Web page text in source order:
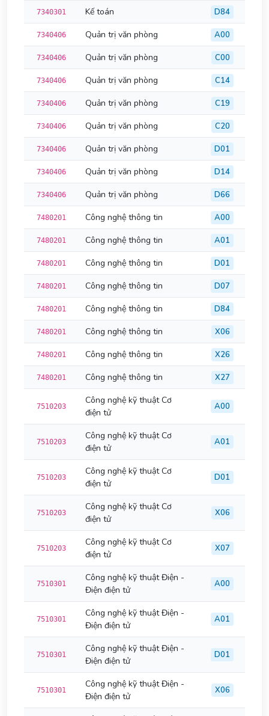
7340301 Kế toán D84
7340406 Quản trị văn phòng A00
7340406 Quản trị văn phòng C00
7340406 Quản trị văn phòng C14
7340406 Quản trị văn phòng C19
7340406 Quản trị văn phòng C20
7340406 Quản trị văn phòng D01
7340406 Quản trị văn phòng D14
7340406 Quản trị văn phòng D66
7480201 Công nghệ thông tin A00
7480201 Công nghệ thông tin A01
7480201 Công nghệ thông tin D01
7480201 Công nghệ thông tin D07
7480201 Công nghệ thông tin D84
7480201 Công nghệ thông tin X06
7480201 Công nghệ thông tin X26
7480201 Công nghệ thông tin X27
7510203
Công nghệ kỹ thuật Cơ
điện tử
A00
7510203
Công nghệ kỹ thuật Cơ
điện tử
A01
7510203
Công nghệ kỹ thuật Cơ
điện tử
D01
7510203
Công nghệ kỹ thuật Cơ
điện tử
X06
7510203
Công nghệ kỹ thuật Cơ
điện tử
X07
7510301
Công nghệ kỹ thuật Điện -
Điện điện tử
A00
7510301
Công nghệ kỹ thuật Điện -
Điện điện tử
A01
7510301
Công nghệ kỹ thuật Điện -
Điện điện tử
D01
7510301
Công nghệ kỹ thuật Điện -
Điện điện tử
X06